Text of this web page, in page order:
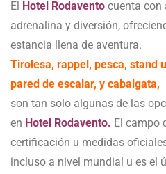
El Hotel Rodavento cuenta con
adrenalina y diversión,
estancia llena de aventura.
Tirolesa, rappel, pesca, stand
pared de escalar, y cabalgata,
son tan solo algunas de las
en Hotel Rodavento. El campo
certificación u medidas
incluso a nivel mundial u es el